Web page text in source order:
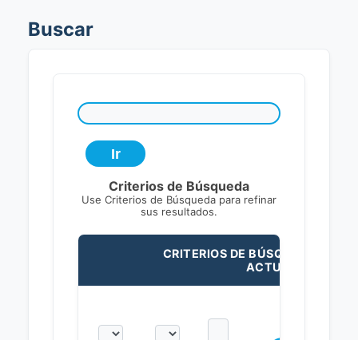
Buscar
Criterios de Búsqueda
Use Criterios de Búsqueda para refinar
sus resultados.
CRITERIOS DE BÚSQUEDA
ACTUALES: